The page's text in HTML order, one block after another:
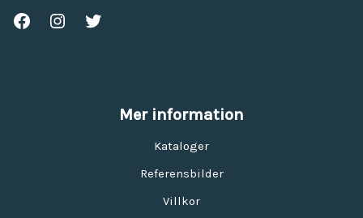
Mer information
Kataloger
Referensbilder
Villkor